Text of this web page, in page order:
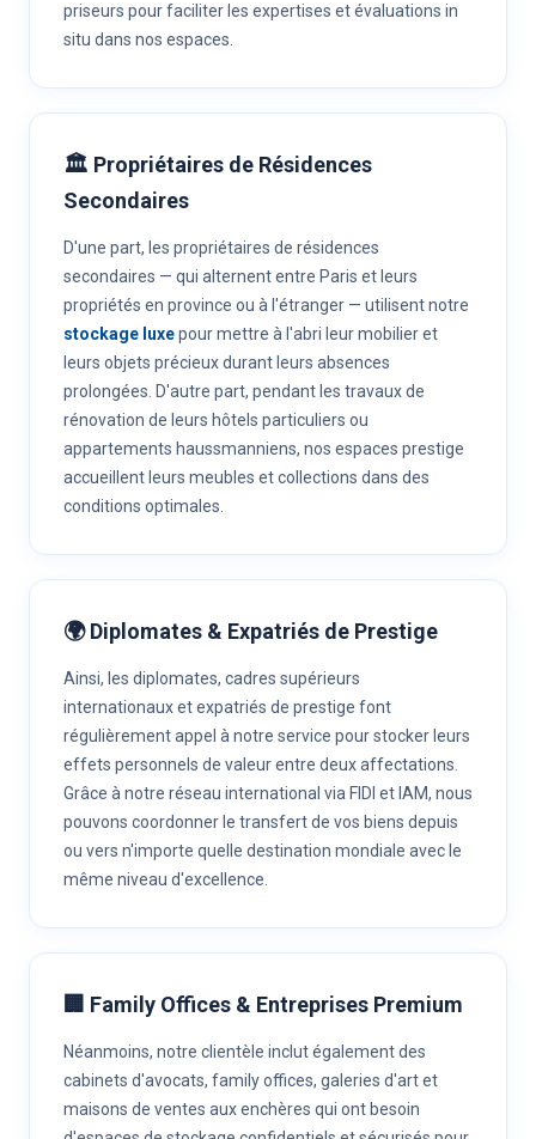
priseurs pour faciliter les expertises et évaluations in
situ dans nos espaces.
🏛️ Propriétaires de Résidences
Secondaires
D'une part, les propriétaires de résidences
secondaires — qui alternent entre Paris et leurs
propriétés en province ou à l'étranger — utilisent notre
stockage luxepour mettre à l'abri leur mobilier et
leurs objets précieux durant leurs absences
prolongées. D'autre part, pendant les travaux de
rénovation de leurs hôtels particuliers ou
appartements haussmanniens, nos espaces prestige
accueillent leurs meubles et collections dans des
conditions optimales.
🌍 Diplomates & Expatriés de Prestige
Ainsi, les diplomates, cadres supérieurs
internationaux et expatriés de prestige font
régulièrement appel à notre service pour stocker leurs
effets personnels de valeur entre deux affectations.
Grâce à notre réseau international via FIDI et IAM, nous
pouvons coordonner le transfert de vos biens depuis
ou vers n'importe quelle destination mondiale avec le
même niveau d'excellence.
🏢 Family Offices & Entreprises Premium
Néanmoins, notre clientèle inclut également des
cabinets d'avocats, family offices, galeries d'art et
maisons de ventes aux enchères qui ont besoin